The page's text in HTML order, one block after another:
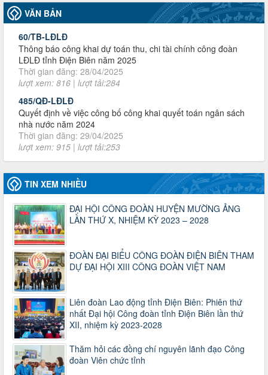
VĂN BẢN
60/TB-LĐLĐ
Thông báo công khai dự toán thu, chi tài chính công đoàn
Thời gian đăng: 28/04/2025
lượt xem: 816 | lượt tải:284
485/QĐ-LĐLĐ
Quyết định về việc công bố công khai quyết toán ngân sách
Thời gian đăng: 29/04/2025
lượt xem: 915 | lượt tải:253
2930/TLĐ-TC
Công văn số 2930/TLĐ-TC, ngày 31/12/2024 của Tổng
LĐLĐ Việt Nam về việc quy định tỷ lệ phân phối tự động
Công đoàn năm 2025
Thời gian đăng: 06/01/2025
lượt xem: 1066 | lượt tải:437
47-TTCĐ/BTGTU
Thông tin chuyên đề: Một số nôi dung về sắp xếp tổ chức bộ
máy của hệ thống chính trị tinh gọn, hoạt động hiệu lực, hiệu
quả
Thời gian đăng: 25/12/2024
lượt xem: 1221 | lượt tải:339
37/HD-TLĐ
Hướng dẫn Công đoàn với việc tổ chức và hoạt động của
Ban Thanh tra Nhân dân
Thời gian đăng: 27/12/2024
lượt xem: 4944 | lượt tải:1351
35/HD-TLĐ
TIN XEM NHIỀU
ĐẠI HỘI CÔNG ĐOÀN HUYỆN MƯỜNG ẢNG
LẦN THỨ X, NHIỆM KỲ 2023 – 2028
ĐOÀN ĐẠI BIỂU CÔNG ĐOÀN ĐIỆN BIÊN THAM
DỰ ĐẠI HỘI XIII CÔNG ĐOÀN VIỆT NAM
Liên đoàn Lao động tỉnh Điện Biên: Phiên thứ
nhất Đại hội Công đoàn tỉnh Điện Biên lần thứ
XII, nhiệm kỳ 2023-2028
Thăm hỏi các đồng chí nguyên lãnh đạo Công
đoàn Viên chức tỉnh